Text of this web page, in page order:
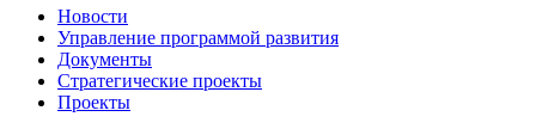
Новости
Управление программой развития
Документы
Стратегические проекты
Проекты